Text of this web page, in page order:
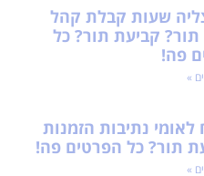
שעות קבלת קהל
תור? קביעת תור? כל
פה!
»
נתיבות הזמנות
תור? כל הפרטים פה!
»